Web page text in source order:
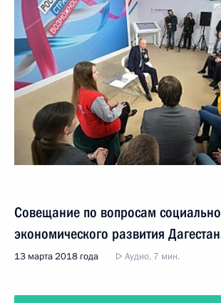
Совещание по вопросам
экономического развития
13 марта 2018 года Аудио, 7 мин.